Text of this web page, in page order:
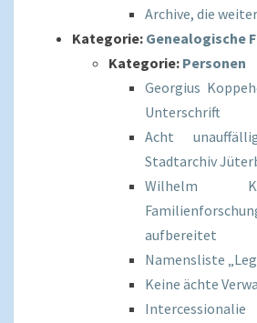
Archive, die
Kategorie: Genealogische
Kategorie: Personen
Georgius
Unterschrift
Acht
Stadtarchiv
Wilhelm
aufbereitet
Namensliste
Keine ächte